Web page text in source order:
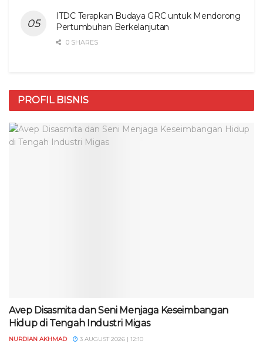
ITDC Terapkan Budaya GRC untuk Mendorong
Pertumbuhan Berkelanjutan
0 SHARES
PROFIL BISNIS
Avep Disasmita dan Seni Menjaga Keseimbangan
Hidup di Tengah Industri Migas
NURDIAN AKHMAD 3 AUGUST 2026 | 12:10